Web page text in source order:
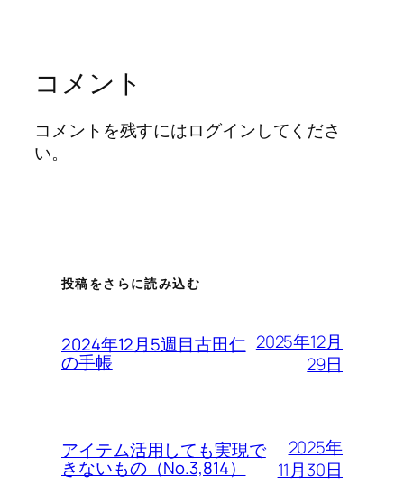
コメント
コメントを残すにはログインしてくださ
い。
投稿をさらに読み込む
2024年12月5週目古田仁
の手帳
2025年12月
29日
アイテム活用しても実現で
きないもの（No.3,814）
2025年
11月30日